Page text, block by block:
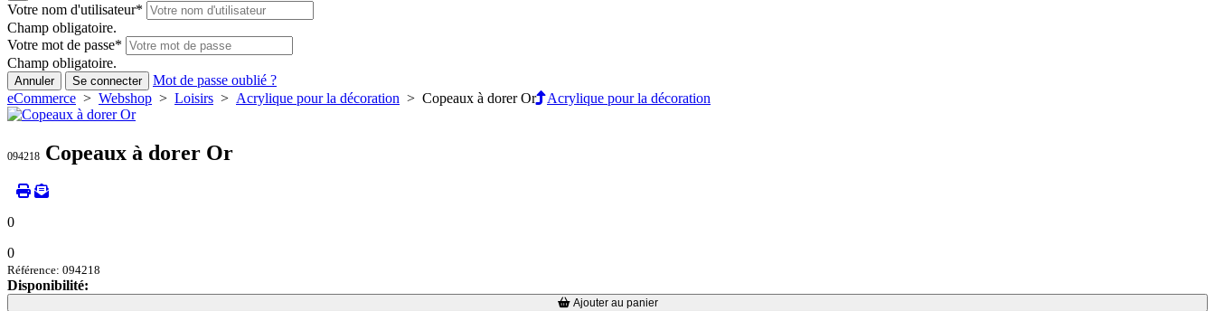
Votre nom d'utilisateur*
Champ obligatoire.
Votre mot de passe*
Champ obligatoire.
Annuler Se connecter
Mot de passe oublié ?
eCommerce > Webshop > Loisirs > Acrylique pour la décoration > Copeaux à dorer Or Acrylique pour la décoration
094218 Copeaux à dorer Or
0
0
Référence: 094218
Disponibilité:
Loading...
Loading... Ajouter au panier